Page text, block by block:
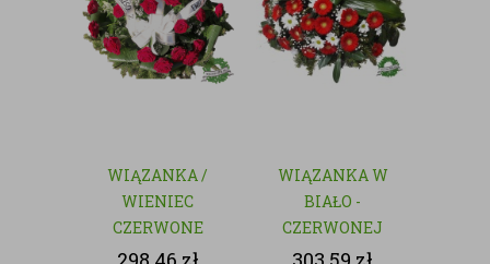
WIĄZANKA /
WIENIEC
CZERWONE
RÓŻE - KWIATY
WIĄZANKA W
BIAŁO -
CZERWONEJ
KOLORYSTYCE